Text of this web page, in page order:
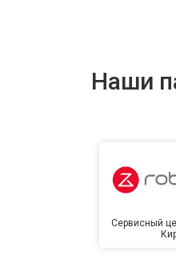
Замена
Наши
Сервисный